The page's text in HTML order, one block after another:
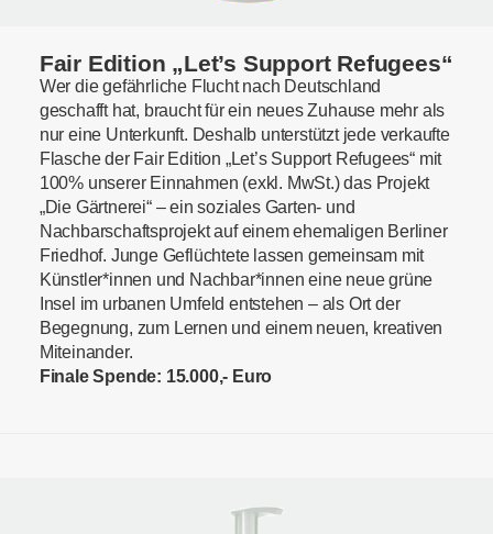
Fair Edition „Let’s Support Refugees“
Wer die gefährliche Flucht nach Deutschland
geschafft hat, braucht für ein neues Zuhause mehr als
nur eine Unterkunft. Deshalb unterstützt jede verkaufte
Flasche der Fair Edition „Let’s Support Refugees“ mit
100% unserer Einnahmen (exkl. MwSt.) das Projekt
„Die Gärtnerei“ – ein soziales Garten- und
Nachbarschaftsprojekt auf einem ehemaligen Berliner
Friedhof. Junge Geflüchtete lassen gemeinsam mit
Künstler*innen und Nachbar*innen eine neue grüne
Insel im urbanen Umfeld entstehen – als Ort der
Begegnung, zum Lernen und einem neuen, kreativen
Miteinander.
Finale Spende: 15.000,- Euro